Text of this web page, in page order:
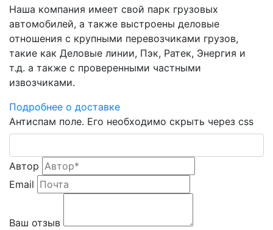
Наша компания имеет свой парк грузовых
автомобилей, а также выстроены деловые
отношения с крупными перевозчиками грузов,
такие как Деловые линии, Пэк, Ратек, Энергия и
т.д. а также с проверенными частными
извозчиками.
Подробнее о доставке
Антиспам поле. Его необходимо скрыть через css
Автор
Email
Ваш отзыв